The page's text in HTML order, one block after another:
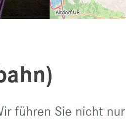
führen Sie nicht nur